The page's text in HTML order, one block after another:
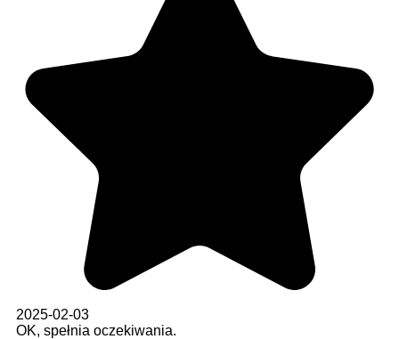
2025-02-03
OK, spełnia oczekiwania.